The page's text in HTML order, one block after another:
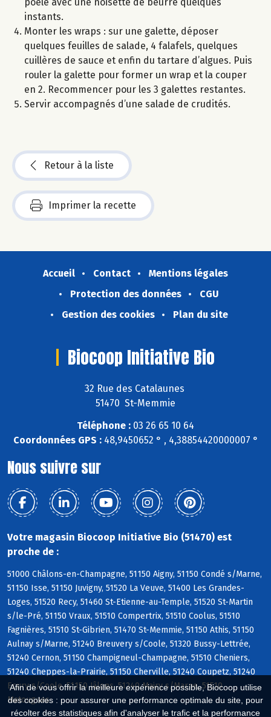
Afin de vous offrir la meilleure expérience possible, Biocoop utilise
des cookies : pour assurer une performance optimale du site, pour
récolter des statistiques afin d'analyser le trafic et la performance
poêle avec une noisette de beurre quelques
instants.
Monter les wraps : sur une galette, déposer
quelques feuilles de salade, 4 falafels, quelques
cuillères de sauce et enfin du tartare d’algues. Puis
rouler la galette pour former un wrap et la couper
en 2. Recommencer pour les 3 galettes restantes.
Servir accompagnés d’une salade de crudités.
Retour à la liste
Imprimer la recette
Accueil Contact
Mentions légales
Protection des données
CGU
Gestion des cookies
Plan du site
Biocoop Initiative Bio
32 Rue des Catalaunes
51470 St-Memmie
Téléphone : 03 26 65 10 64
Coordonnées GPS :48,9450652 ° , 4,38854420000007 °
Nous suivre sur
Votre magasin Biocoop Initiative Bio (51470) est
proche de :
51000 Châlons-en-Champagne, 51150 Aigny, 51150 Condé s/Marne,
51150 Isse, 51150 Juvigny, 51520 La Veuve, 51400 Les Grandes-
Loges, 51520 Recy, 51460 St-Etienne-au-Temple, 51520 St-Martin
s/le-Pré, 51150 Vraux, 51510 Compertrix, 51510 Coolus, 51510
Fagnières, 51510 St-Gibrien, 51470 St-Memmie, 51150 Athis, 51150
Aulnay s/Marne, 51240 Breuvery s/Coole, 51320 Bussy-Lettrée,
51240 Cernon, 51150 Champigneul-Champagne, 51510 Cheniers,
51240 Cheppes-la-Prairie, 51150 Cherville, 51240 Coupetz, 51240
Ecury s/Coole, 51150 Jâlons, 51240 Mairy s/Marne, 51510
Matougues